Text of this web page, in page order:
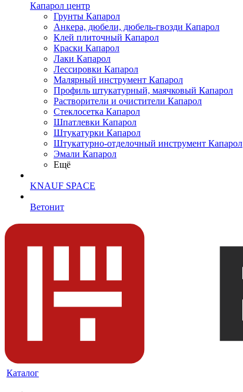
Капарол центр
Грунты Капарол
Анкера, дюбели, дюбель-гвозди Капарол
Клей плиточный Капарол
Краски Капарол
Лаки Капарол
Лессировки Капарол
Малярный инструмент Капарол
Профиль штукатурный, маячковый Капарол
Растворители и очистители Капарол
Cтеклосетка Капарол
Шпатлевки Капарол
Штукатурки Капарол
Штукатурно-отделочный инструмент Капарол
Эмали Капарол
Ещё
KNAUF SPACE
Ветонит
Каталог